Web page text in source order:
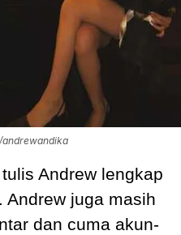
Andrew lengkap
Andrew juga masih
dan cuma akun-